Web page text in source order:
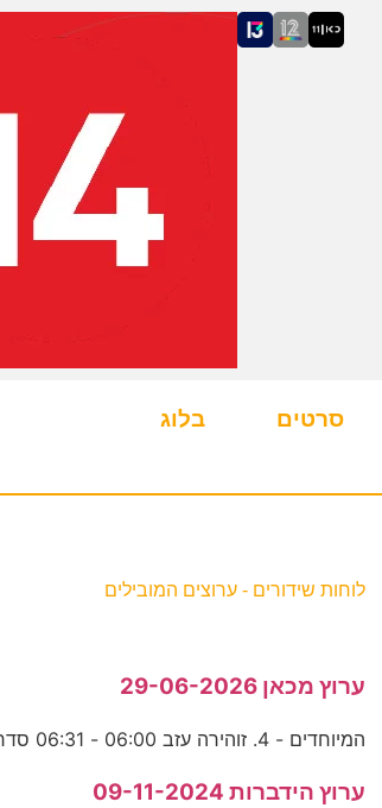
סרטים בלוג
לוחות שידורים - ערוצים המובילים
ערוץ מכאן 29-06-2026
המיוחדים - 4. זוהירה עזב 06:00 - 06:31 סדרה בת 10 פרקים על
ערוץ הידברות 09-11-2024